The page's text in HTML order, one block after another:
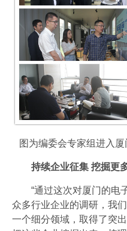
图为编委会专家组进入
持续企业征集 挖掘更
“通过这次对厦门的电
众多行业企业的调研，我
一个细分领域，取得了突